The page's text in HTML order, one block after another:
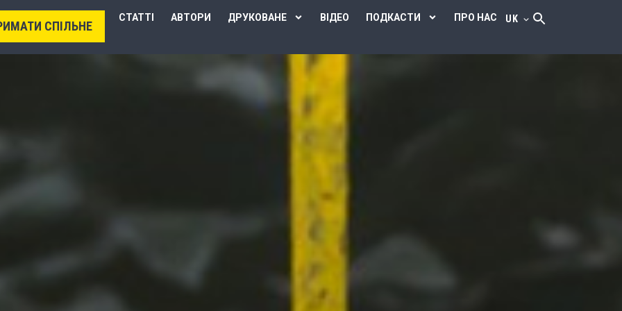
СПІЛЬНЕ
СТАТТІ АВТОРИ ДРУКОВАНЕ ВІДЕО ПОДКАСТИ ПРО НАС UK